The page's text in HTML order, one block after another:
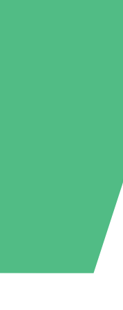
per användning med